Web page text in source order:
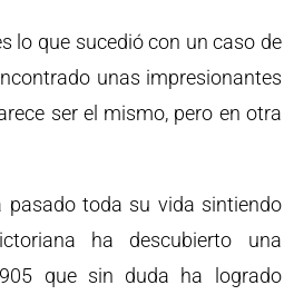
lo que sucedió con un caso de
unas impresionantes
ser el mismo, pero en otra
pasado toda su vida sintiendo
ha descubierto una
que sin duda ha logrado